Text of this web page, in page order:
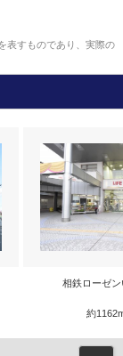
表すものであり、実際の
相鉄ローゼ
約